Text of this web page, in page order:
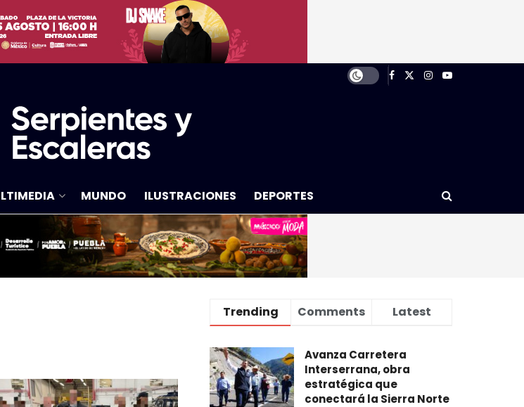
MUNDO ILUSTRACIONES DEPORTES
Trending Comments Latest
Avanza Carretera
Interserrana, obra
estratégica que
conectará la Sierra Norte